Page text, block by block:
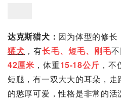
达克斯猎犬 ： 因为体型的修长
獾犬 ，有长毛、短毛、刚毛
42厘米 ，体重15-18公斤 ，
短腿，有一双大大的耳朵，
的憨厚可爱，性格是非常的